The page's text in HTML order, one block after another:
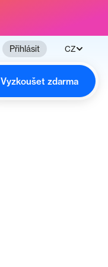
Přihlásit CZ
Vyzkoušet zdarma